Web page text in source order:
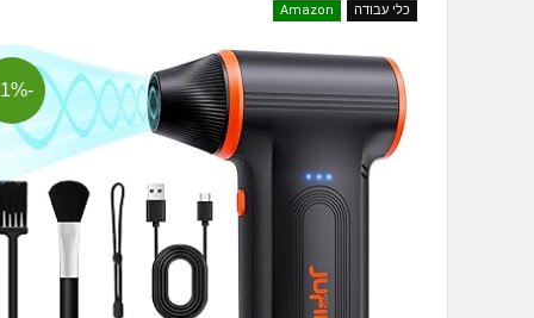
כלי עבודה Amazon
-41%